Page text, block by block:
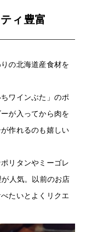
ィ豊富
の北海道産食材を
ワインぶた」のポ
が入ってから肉を
作れるのも嬉しい
リタンやミーゴレ
人気。以前のお店
たいとよくリクエ